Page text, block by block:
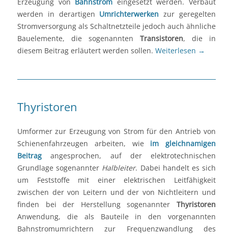
werden in derartigen Umrichterwerken zur geregelten
Stromversorgung als Schaltnetzteile jedoch auch ähnliche
Bauelemente, die sogenannten Transistoren, die in
diesem Beitrag erläutert werden sollen. Weiterlesen →
Thyristoren
Umformer zur Erzeugung von Strom für den Antrieb von
Schienenfahrzeugen arbeiten, wie im gleichnamigen
Beitrag angesprochen, auf der elektrotechnischen
Grundlage sogenannter Halbleiter. Dabei handelt es sich
um Feststoffe mit einer elektrischen Leitfähigkeit
zwischen der von Leitern und der von Nichtleitern und
finden bei der Herstellung sogenannter Thyristoren
Anwendung, die als Bauteile in den vorgenannten
Bahnstromumrichtern zur Frequenzwandlung des